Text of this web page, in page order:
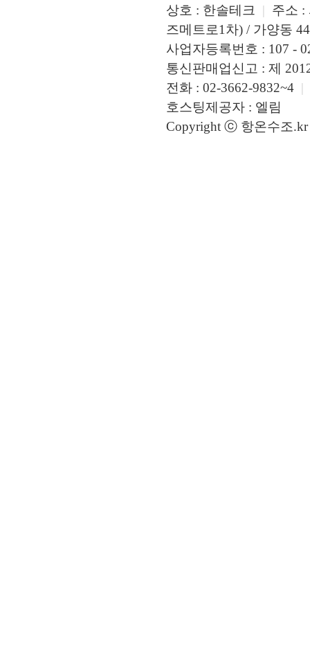
상호 : 한솔테크 |
주소 :
즈메트로1차) / 가양동
사업자등록번호 : 107 -
통신판매업신고 : 제
전화 : 02-3662-9832~4 |
호스팅제공자 : 엘림
Copyright ⓒ 항온수조